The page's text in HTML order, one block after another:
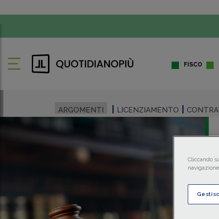
FISCO
ARGOMENTI LICENZIAMENTO
Cliccando